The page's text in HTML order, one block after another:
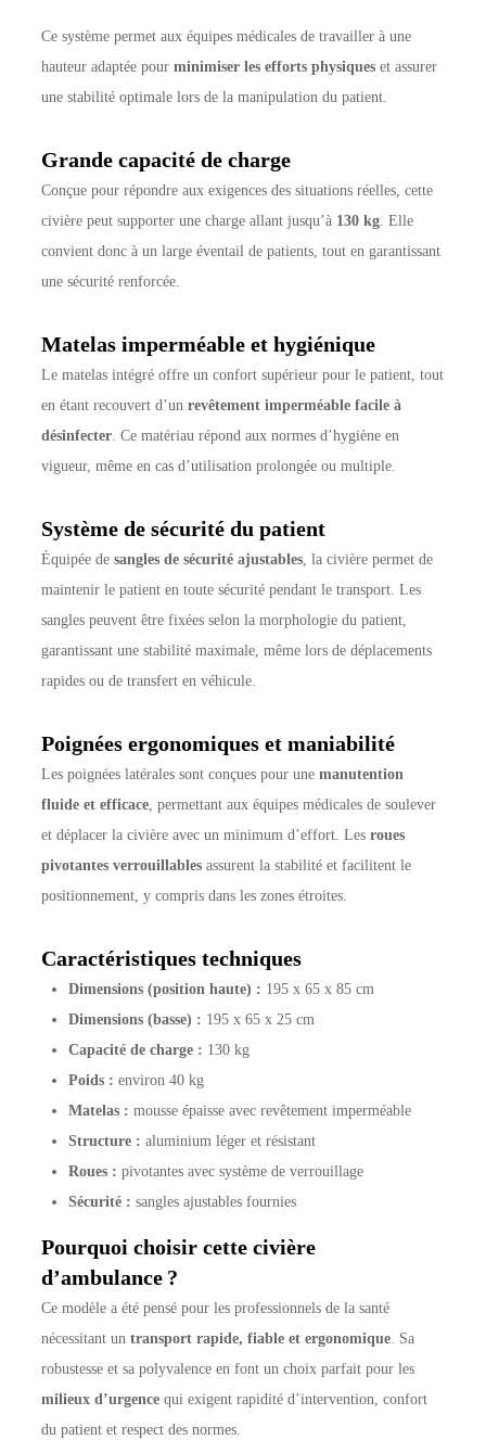
Ce système permet aux équipes médicales de travailler à une
hauteur adaptée pourminimiser les efforts physiques et assurer
une stabilité optimale lors de la manipulation du patient.
Grande capacité de charge
Conçue pour répondre aux exigences des situations réelles, cette
civière peut supporter une charge allant jusqu’à 130 kg . Elle
convient donc à un large éventail de patients, tout en garantissant
une sécurité renforcée.
Matelas imperméable et hygiénique
Le matelas intégré offre un confort supérieur pour le patient, tout
en étant recouvert d’unrevêtement imperméable facile à
désinfecter . Ce matériau répond aux normes d’hygiène en
vigueur, même en cas d’utilisation prolongée ou multiple.
Système de sécurité du patient
Équipée desangles de sécurité ajustables , la civière permet de
maintenir le patient en toute sécurité pendant le transport. Les
sangles peuvent être fixées selon la morphologie du patient,
garantissant une stabilité maximale, même lors de déplacements
rapides ou de transfert en véhicule.
Poignées ergonomiques et maniabilité
Les poignées latérales sont conçues pour unemanutention
fluide et efficace , permettant aux équipes médicales de soulever
et déplacer la civière avec un minimum d’effort. Lesroues
pivotantes verrouillables assurent la stabilité et facilitent le
positionnement, y compris dans les zones étroites.
Caractéristiques techniques
Dimensions (position haute) : 195 x 65 x 85 cm
Dimensions (basse) : 195 x 65 x 25 cm
Capacité de charge : 130 kg
Poids : environ 40 kg
Matelas : mousse épaisse avec revêtement imperméable
Structure : aluminium léger et résistant
Roues : pivotantes avec système de verrouillage
Sécurité : sangles ajustables fournies
Pourquoi choisir cette civière
d’ambulance ?
Ce modèle a été pensé pour les professionnels de la santé
nécessitant untransport rapide, fiable et ergonomique. Sa
robustesse et sa polyvalence en font un choix parfait pour les
milieux d’urgence qui exigent rapidité d’intervention, confort
du patient et respect des normes.